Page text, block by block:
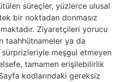
süreçler, yüzlerce ulusal
bir noktadan donmasız
Ziyaretçileri yorucu
taahhütnameler ya da
meşgul etmeyen
tamamen erişilebilirlik
kodlarındaki gereksiz